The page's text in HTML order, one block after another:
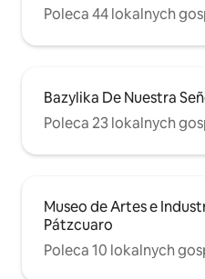
Poleca 44 lokalnych
Bazylika De Nuestra
Poleca 23 lokalnych
Museo de Artes e
Pátzcuaro
Poleca 10 lokalnych